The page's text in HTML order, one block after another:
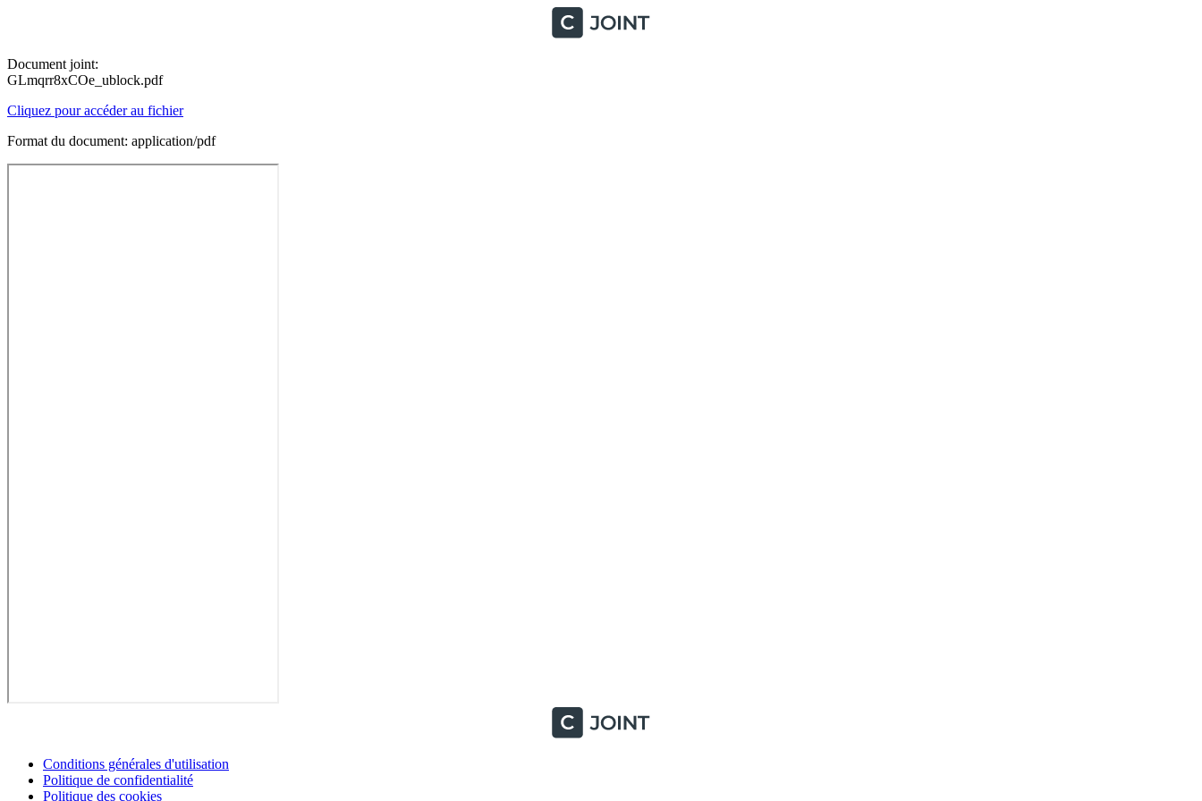
Document joint:
GLmqrr8xCOe_ublock.pdf
Cliquez pour accéder au fichier
Format du document: application/pdf
Conditions générales d'utilisation
Politique de confidentialité
Politique des cookies